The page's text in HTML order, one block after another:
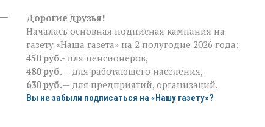
Дорогие друзья!
Началась основная подписная кампания на
газету «Наша газета» на 2 полугодие 2026 года:
450 руб.- для пенсионеров,
480 руб.— для работающего населения,
630 руб.— для предприятий, организаций.
Вы не забыли подписаться на «Нашу газету»?